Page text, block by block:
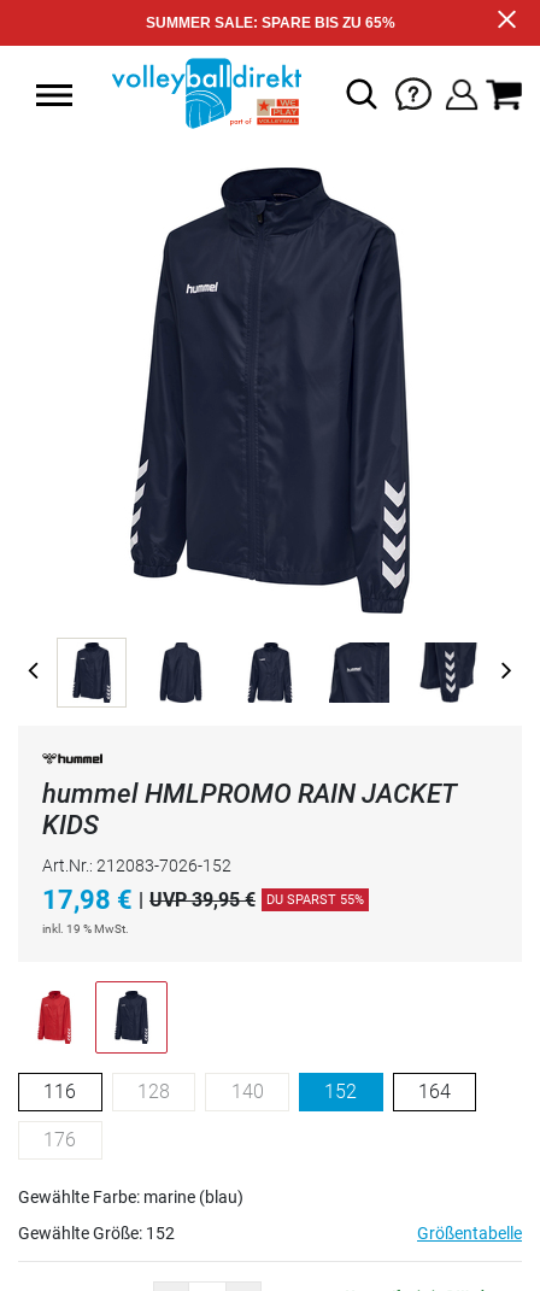
SUMMER SALE: SPARE BIS ZU 65%
hummel HMLPROMO RAIN JACKET
KIDS
Art.Nr.: 212083-7026-152
17,98 € | UVP 39,95 € DU SPARST 55%
inkl. 19 % MwSt.
116 128 140 152 164
176
Gewählte Farbe: marine (blau)
Gewählte Größe: 152 Größentabelle